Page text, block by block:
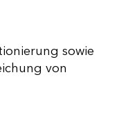
sowie
von